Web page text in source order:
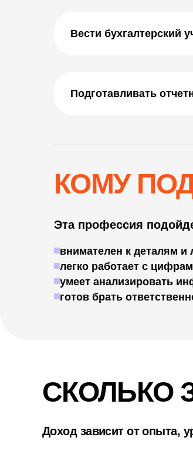
Вести бухгалтерский
Подготавливать
КОМУ
Эта профессия
внимателен к деталям и
легко работает с
умеет анализировать
готов брать
СКОЛЬКО
Доход зависит от опыта,